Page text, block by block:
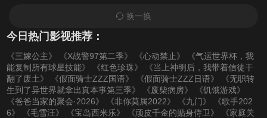
换一换
今日热门影视推荐：
《三嫁公主》 《X战警97第二季》 《心动禁止》
《气运世界杯，我
能复制所有球星技能》
《红色珍珠》
《当上神明后，我带着信徒干
翻了废土》
《假面骑士ZZZ国语》 《假面骑士ZZZ日语》
《无职转
生到了异世界就拿出真本事第三季》
《废柴病房》
《饥饿游戏》
《爸爸当家的聚会·2026》
《非你莫属2022》 《九门》
《歌手202
6》
《毛雪汪》 《宝岛西米乐》 《顽皮千金的贴身侍卫》
《家庭关